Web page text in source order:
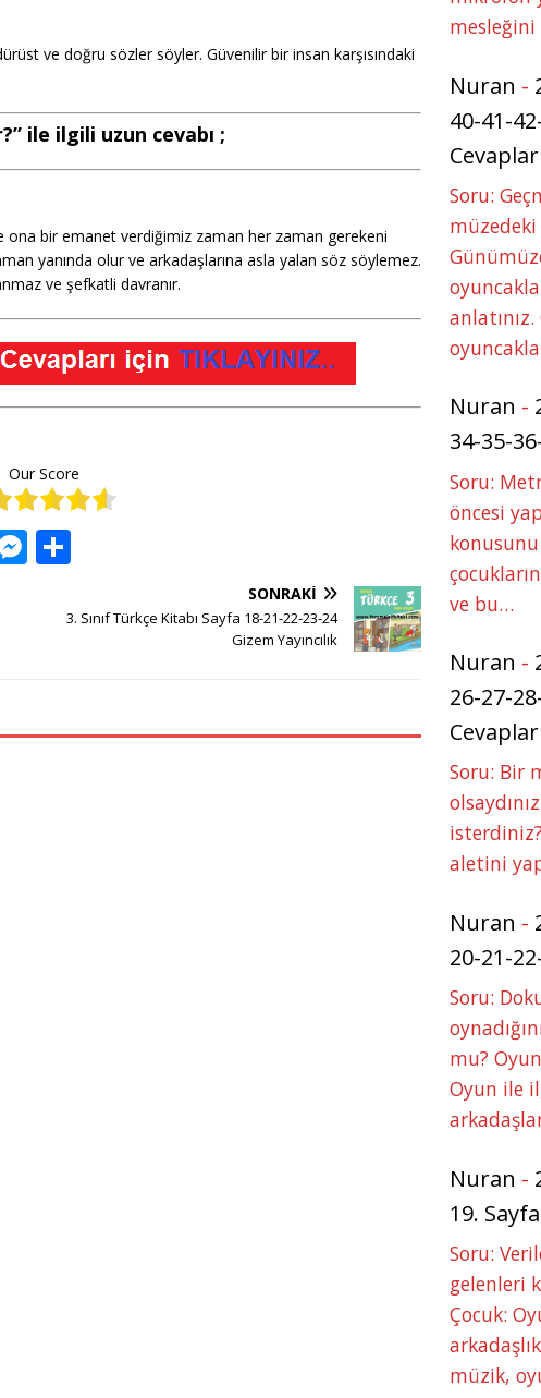
ve doğru sözler söyler. Güvenilir bir insan karşısındaki
ile ilgili uzun cevabı ;
ona bir emanet verdiğimiz zaman her zaman gerekeni
yanında olur ve arkadaşlarına asla yalan söz söylemez.
ve şefkatli davranır.
Our Score
M
ar SONRAKI
3. Sınıf Türkçe Kitabı Sayfa 18-21-22-23-24
Gizem Yayıncılık
Nuran -
40-41-
Soru:
Nuran -
34-35-
Soru:
öncesi
konusunu
ve bu…
Nuran -
26-27-
Soru: Bir
aletini
Nuran -
20-21-
Soru:
mu?
Oyun ile
Nuran -
19.
Soru:
gelenleri
Çocuk:
müzik,